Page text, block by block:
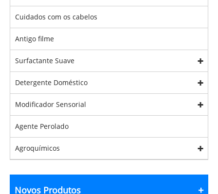
Cuidados com os cabelos
Antigo filme
Surfactante Suave
Detergente Doméstico
Modificador Sensorial
Agente Perolado
Agroquímicos
Novos Produtos